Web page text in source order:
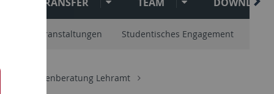
Veranstaltungen Studentisches Engagement
Studienberatung Lehramt